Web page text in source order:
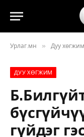
Урлаг.мн » Дуу хөгжим
ДУУ ХӨГЖИМ
гүйдэг